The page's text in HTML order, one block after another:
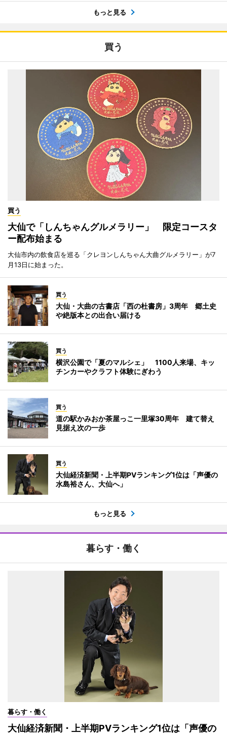
もっと見る
買う
買う
大仙で「しんちゃんグルメラリー」 限定コースタ
ー配布始まる
大仙市内の飲食店を巡る「クレヨンしんちゃん大曲グルメラリー」が7
月13日に始まった。
買う
大仙・大曲の古書店「西の杜書房」3周年 郷土史
や絶版本との出合い届ける
買う
横沢公園で「夏のマルシェ」 1100人来場、キッ
チンカーやクラフト体験にぎわう
買う
道の駅かみおか茶屋っこ一里塚30周年 建て替え
見据え次の一歩
買う
大仙経済新聞・上半期PVランキング1位は「声優の
水島裕さん、大仙へ」
もっと見る
暮らす・働く
暮らす・働く
大仙経済新聞・上半期PVランキング1位は「声優の